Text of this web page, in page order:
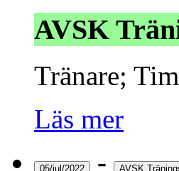
AVSK
Tränare;
Läs mer
05/jul/2022 - AVSK